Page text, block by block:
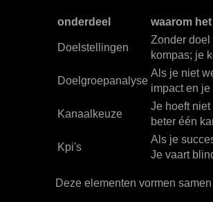
onderdeel waarom
Doelstellingen
Zonder doel
kompas; je
Doelgroepanalyse
Als je niet
impact en
Kanaalkeuze
Je hoeft
beter één
Kpi's
Als je
Je vaart
Deze elementen vormen